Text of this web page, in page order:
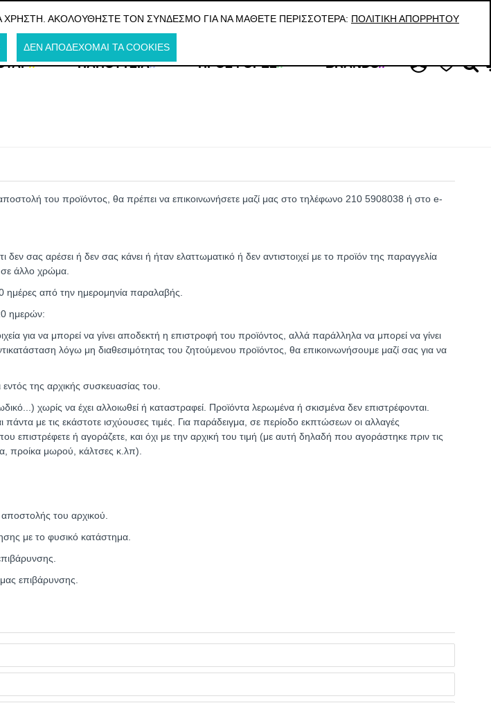
ΧΡΉΣΤΗ. ΑΚΟΛΟΥΘΉΣΤΕ ΤΟΝ ΣΎΝΔΕΣΜΟ ΓΙΑ ΝΑ ΜΆΘΕΤΕ ΠΕΡΙΣΣΌΤΕΡΑ: ΠΟΛΙΤΙΚΉ ΑΠΟΡΡΉΤΟΥ
ΔΕΝ ΑΠΟΔΈΧΟΜΑΙ ΤΑ COOKIES
// ΠΑΠΟΎΤΣΙΑ// ΠΡΟΣΦΟΡΈΣ// BRANDS//
του προϊόντος, θα πρέπει να επικοινωνήσετε μαζί μας στο τηλέφωνο 210 5908038 ή στο e-
σας αρέσει ή δεν σας κάνει ή ήταν ελαττωματικό ή δεν αντιστοιχεί με το προϊόν της παραγγελία
σε άλλο χρώμα.
ημέρες από την ημερομηνία παραλαβής.
ημερών:
για να μπορεί να γίνει αποδεκτή η επιστροφή του προϊόντος, αλλά παράλληλα να μπορεί να γίνει
λόγω μη διαθεσιμότητας του ζητούμενου προϊόντος, θα επικοινωνήσουμε μαζί σας για να
της αρχικής συσκευασίας του.
χωρίς να έχει αλλοιωθεί ή καταστραφεί. Προϊόντα λερωμένα ή σκισμένα δεν επιστρέφονται.
πάντα με τις εκάστοτε ισχύουσες τιμές. Για παράδειγμα, σε περίοδο εκπτώσεων οι αλλαγές
ή αγοράζετε, και όχι με την αρχική του τιμή (με αυτή δηλαδή που αγοράστηκε πριν τις
προίκα μωρού, κάλτσες κ.λπ).
του αρχικού.
με το φυσικό κατάστημα.
επιβάρυνσης.